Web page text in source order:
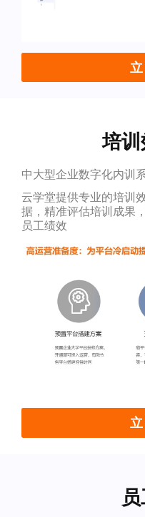
培
中大型企业数字化内训
云学堂提供专业的培训
据，精准评估培训成果
员工绩效